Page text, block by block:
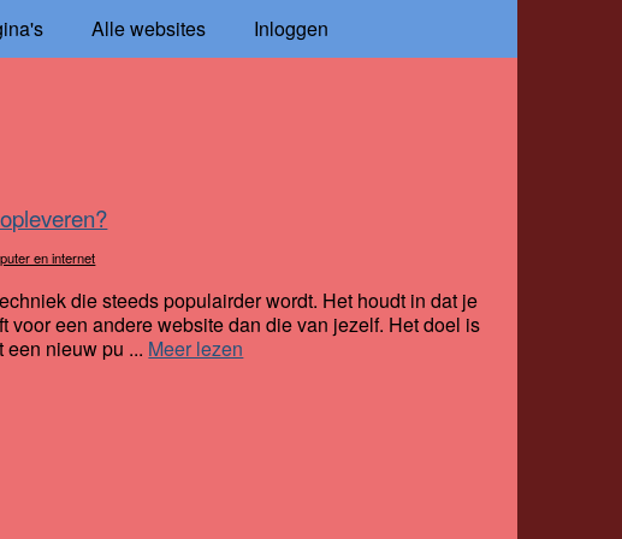
Alle websites Inloggen
en internet
die steeds populairder wordt. Het houdt in dat je
voor een andere website dan die van jezelf. Het doel is
een nieuw pu ... Meer lezen